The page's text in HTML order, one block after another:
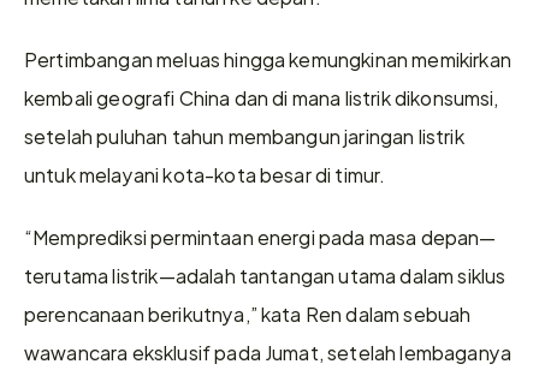
Pertimbangan meluas hingga kemungkinan memikirkan
kembali geografi China dan di mana listrik dikonsumsi,
setelah puluhan tahun membangun jaringan listrik
untuk melayani kota-kota besar di timur.
“Memprediksi permintaan energi pada masa depan—
terutama listrik—adalah tantangan utama dalam siklus
perencanaan berikutnya,” kata Ren dalam sebuah
wawancara eksklusif pada Jumat, setelah lembaganya